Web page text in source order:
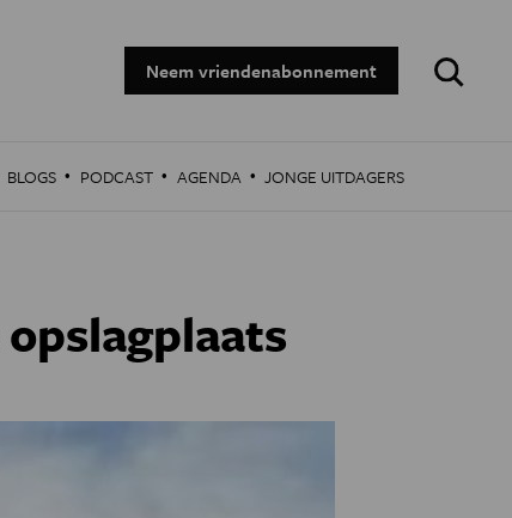
Neem vriendenabonnement
Zoeken:
BLOGS · PODCAST · AGENDA · JONGE UITDAGERS